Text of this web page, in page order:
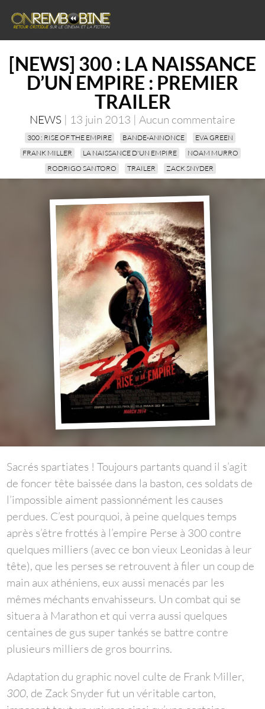
[NEWS] 300 : LA NAISSANCE
D’UN EMPIRE : PREMIER
TRAILER
NEWS | 13 juin 2013 | Aucun commentaire
300 : RISE OF THE EMPIRE BANDE-ANNONCE
EVA GREEN
FRANK MILLER
LA NAISSANCE D'UN EMPIRE
NOAM MURRO
RODRIGO SANTORO
TRAILER ZACK SNYDER
Sacrés spartiates ! Toujours partants quand il s’agit
de foncer tête baissée dans la baston, ces soldats de
l’impossible aiment passionnément les causes
perdues. C’est pourquoi, à peine quelques temps
après s’être frottés à l’empire Perse à 300 contre
quelques milliers (avec ce bon vieux Leonidas à leur
tête), que les perses se retrouvent à filer un coup de
main aux athéniens, eux aussi menacés par les
mêmes méchants envahisseurs. Un combat qui se
situera à Marathon et qui verra aussi quelques
centaines de gus super tankés se battre contre
plusieurs milliers de gros bourrins.
Adaptation du graphic novel culte de Frank Miller,
300, de Zack Snyder fut un véritable carton,